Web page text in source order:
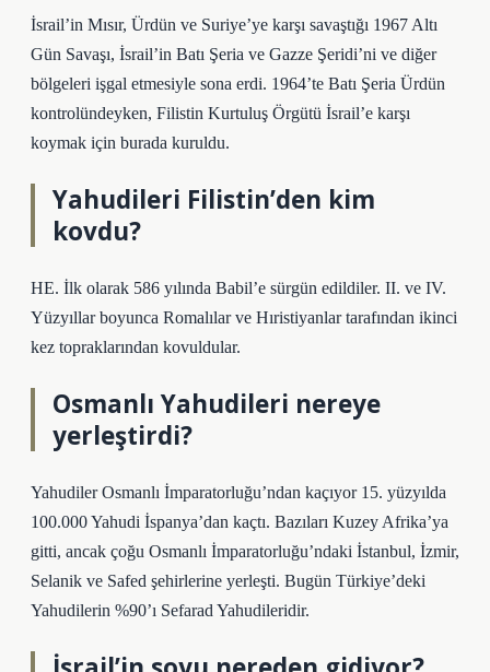
İsrail’in Mısır, Ürdün ve Suriye’ye karşı savaştığı 1967 Altı
Gün Savaşı, İsrail’in Batı Şeria ve Gazze Şeridi’ni ve diğer
bölgeleri işgal etmesiyle sona erdi. 1964’te Batı Şeria Ürdün
kontrolündeyken, Filistin Kurtuluş Örgütü İsrail’e karşı
koymak için burada kuruldu.
Yahudileri Filistin’den kim
kovdu?
HE. İlk olarak 586 yılında Babil’e sürgün edildiler. II. ve IV.
Yüzyıllar boyunca Romalılar ve Hıristiyanlar tarafından ikinci
kez topraklarından kovuldular.
Osmanlı Yahudileri nereye
yerleştirdi?
Yahudiler Osmanlı İmparatorluğu’ndan kaçıyor 15. yüzyılda
100.000 Yahudi İspanya’dan kaçtı. Bazıları Kuzey Afrika’ya
gitti, ancak çoğu Osmanlı İmparatorluğu’ndaki İstanbul, İzmir,
Selanik ve Safed şehirlerine yerleşti. Bugün Türkiye’deki
Yahudilerin %90’ı Sefarad Yahudileridir.